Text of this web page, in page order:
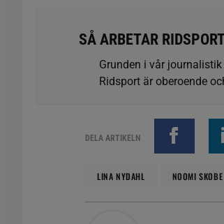
SÅ ARBETAR
Grunden i vår
Ridsport är oberoende
DELA ARTIKELN
LINA NYDAHL NOOMI